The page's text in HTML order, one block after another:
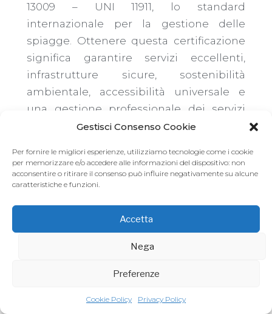
Gestisci Consenso Cookie
Per fornire le migliori esperienze, utilizziamo tecnologie come i cookie
per memorizzare e/o accedere alle informazioni del dispositivo: non
acconsentire o ritirare il consenso può influire negativamente su alcune
caratteristiche e funzioni.
Accetta
Nega
Preferenze
Cookie Policy Privacy Policy
13009 – UNI 11911, lo standard
internazionale per la gestione delle
spiagge. Ottenere questa certificazione
significa garantire servizi eccellenti,
infrastrutture sicure, sostenibilità
ambientale, accessibilità universale e
una gestione professionale dei servizi
A partire da febbraio prenderà il via un
ciclo di corsi gratuiti, curati dal docente
rivolti a tecnici comunali e imprenditori
del settore balneare. Alle giornate
formative sono invitati anche i titolari
intendono approfondire la tematica
della certificazione e acquisire gli